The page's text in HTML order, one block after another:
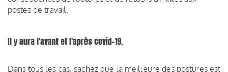
postes de travail.
Il y aura l'avant et l'après covid-19.
Dans tous les cas, sachez que la meilleure des postures est